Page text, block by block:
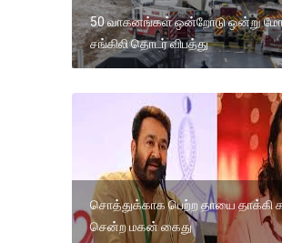
50 வாகனங்கள் ஒன்றோடு ஒன்று
சங்கிலி தொடர் விபத்து
சொத்துக்காக பெற்ற தாயை தாக்கி
சென்ற மகன் கைது